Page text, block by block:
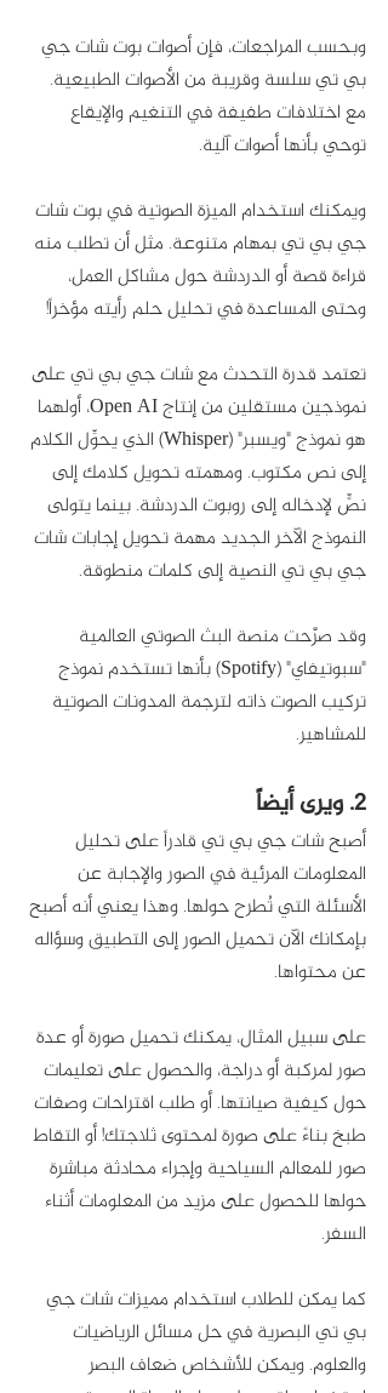
وبحسب المراجعات، فإن أصوات بوت شات جي
بي تي سلسة وقريبة من الأصوات الطبيعية.
مع اختلافات طفيفة في التنغيم والإيقاع
توحي بأنها أصوات آلية.
ويمكنك استخدام الميزة الصوتية في بوت شات
جي بي تي بمهام متنوعة. مثل أن تطلب منه
قراءة قصة أو الدردشة حول مشاكل العمل،
وحتى المساعدة في تحليل حلم رأيته مؤخراً!
تعتمد قدرة التحدث مع شات جي بي تي على
نموذجين مستقلين من إنتاج Open AI، أولهما
هو نموذج "ويسبر" (Whisper) الذي يحوِّل الكلام
إلى نص مكتوب. ومهمته تحويل كلامك إلى
نصٍّ لإدخاله إلى روبوت الدردشة. بينما يتولى
النموذج الآخر الجديد مهمة تحويل إجابات شات
جي بي تي النصية إلى كلمات منطوقة.
وقد صرَّحت منصة البث الصوتي العالمية
"سبوتيفاي" (Spotify) بأنها تستخدم نموذج
تركيب الصوت ذاته لترجمة المدونات الصوتية
للمشاهير.
2. ويرى أيضاً
أصبح شات جي بي تي قادراً على تحليل
المعلومات المرئية في الصور والإجابة عن
الأسئلة التي تُطرح حولها. وهذا يعني أنه أصبح
بإمكانك الآن تحميل الصور إلى التطبيق وسؤاله
عن محتواها.
على سبيل المثال، يمكنك تحميل صورة أو عدة
صور لمركبة أو دراجة، والحصول على تعليمات
حول كيفية صيانتها. أو طلب اقتراحات وصفات
طبخ بناءً على صورة لمحتوى ثلاجتك! أو التقاط
صور للمعالم السياحية وإجراء محادثة مباشرة
حولها للحصول على مزيد من المعلومات أثناء
السفر.
كما يمكن للطلاب استخدام مميزات شات جي
بي تي البصرية في حل مسائل الرياضيات
والعلوم. ويمكن للأشخاص ضعاف البصر